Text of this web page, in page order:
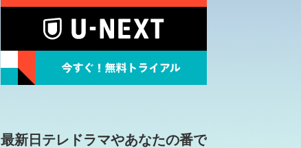
最新日テレドラマやあなたの番で